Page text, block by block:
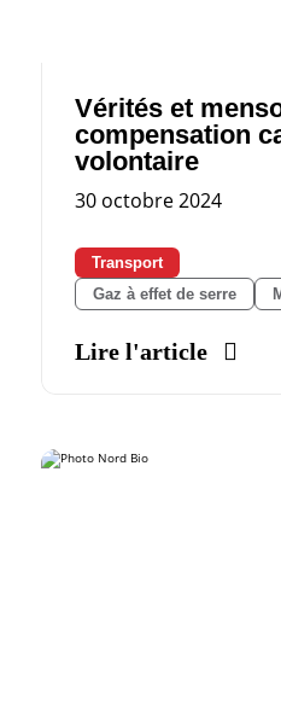
Vérités et
compensation
volontaire
30 octobre 2024
Transport
Gaz à effet de serre
Lire l'article